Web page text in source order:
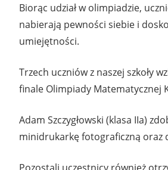
Biorąc udział w olimpiadzie,
nabierają pewności siebie i
umiejętności.
Trzech uczniów z naszej szkoły
finale Olimpiady Matematycznej
Adam Szczygłowski (klasa IIa)
minidrukarkę fotograficzną oraz